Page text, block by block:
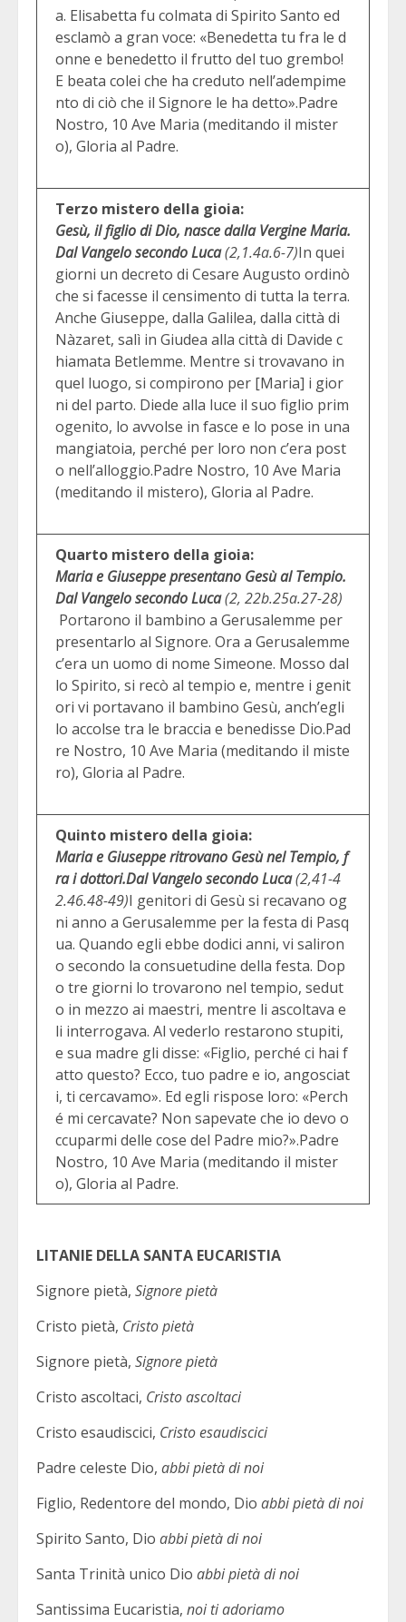
a. Elisabetta fu colmata di Spirito Santo ed
esclamò a gran voce: «Benedetta tu fra le d
onne e benedetto il frutto del tuo grembo!
E beata colei che ha creduto nell’adempime
nto di ciò che il Signore le ha detto».Padre
Nostro, 10 Ave Maria (meditando il mister
o), Gloria al Padre.
Terzo mistero della gioia:
Gesù, il figlio di Dio, nasce dalla Vergine Maria.
Dal Vangelo secondo Luca(2,1.4a.6-7)In quei
giorni un decreto di Cesare Augusto ordinò
che si facesse il censimento di tutta la terra.
Anche Giuseppe, dalla Galilea, dalla città di
Nàzaret, salì in Giudea alla città di Davide c
hiamata Betlemme. Mentre si trovavano in
quel luogo, si compirono per [Maria] i gior
ni del parto. Diede alla luce il suo figlio prim
ogenito, lo avvolse in fasce e lo pose in una
mangiatoia, perché per loro non c’era post
o nell’alloggio.Padre Nostro, 10 Ave Maria
(meditando il mistero), Gloria al Padre.
Quarto mistero della gioia:
Maria e Giuseppe presentano Gesù al Tempio.
Dal Vangelo secondo Luca(2, 22b.25a.27-28)
Portarono il bambino a Gerusalemme per
presentarlo al Signore. Ora a Gerusalemme
c’era un uomo di nome Simeone. Mosso dal
lo Spirito, si recò al tempio e, mentre i genit
ori vi portavano il bambino Gesù, anch’egli
lo accolse tra le braccia e benedisse Dio.Pad
re Nostro, 10 Ave Maria (meditando il miste
ro), Gloria al Padre.
Quinto mistero della gioia:
Maria e Giuseppe ritrovano Gesù nel Tempio, f
ra i dottori.Dal Vangelo secondo Luca(2,41-4
2.46.48-49)I genitori di Gesù si recavano og
ni anno a Gerusalemme per la festa di Pasq
ua. Quando egli ebbe dodici anni, vi saliron
o secondo la consuetudine della festa. Dop
o tre giorni lo trovarono nel tempio, sedut
o in mezzo ai maestri, mentre li ascoltava e
li interrogava. Al vederlo restarono stupiti,
e sua madre gli disse: «Figlio, perché ci hai f
atto questo? Ecco, tuo padre e io, angosciat
i, ti cercavamo». Ed egli rispose loro: «Perch
é mi cercavate? Non sapevate che io devo o
ccuparmi delle cose del Padre mio?».Padre
Nostro, 10 Ave Maria (meditando il mister
o), Gloria al Padre.
LITANIE DELLA SANTA EUCARISTIA
Signore pietà, Signore pietà
Cristo pietà, Cristo pietà
Signore pietà, Signore pietà
Cristo ascoltaci, Cristo ascoltaci
Cristo esaudiscici, Cristo esaudiscici
Padre celeste Dio, abbi pietà di noi
Figlio, Redentore del mondo, Dio abbi pietà di noi
Spirito Santo, Dio abbi pietà di noi
Santa Trinità unico Dio abbi pietà di noi
Santissima Eucaristia, noi ti adoriamo